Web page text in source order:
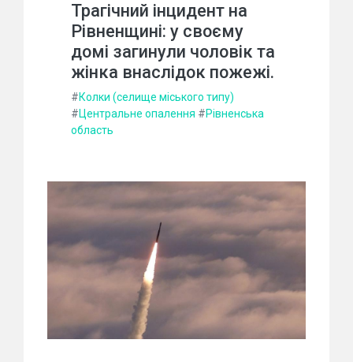
Трагічний інцидент на
Рівненщині: у своєму
домі загинули чоловік та
жінка внаслідок пожежі.
#Колки (селище міського типу)
#Центральне опалення #Рівненська
область